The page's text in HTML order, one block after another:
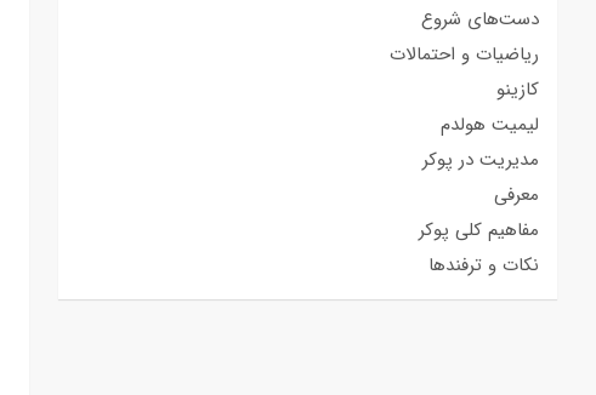
دست‌های شروع
ریاضیات و احتمالات
کازینو
لیمیت هولدم
مدیریت در پوکر
معرفی
مفاهیم کلی پوکر
نکات و ترفندها